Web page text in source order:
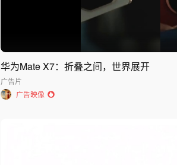
华为Mate X7：折叠之间，世界展开
广告片
广告映像